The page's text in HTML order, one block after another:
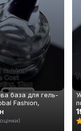
база для гель-
Fashion,
Lasting Base
мл